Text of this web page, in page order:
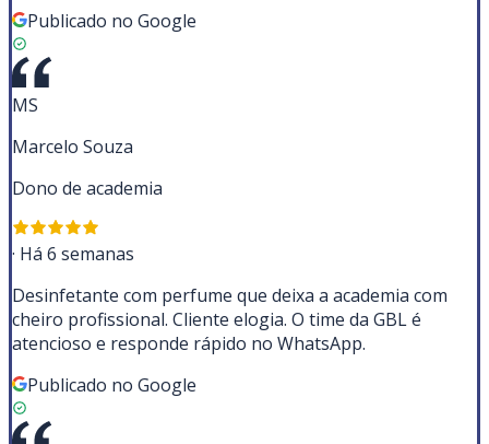
Publicado no Google
MS
Marcelo Souza
Dono de academia
· Há 6 semanas
Desinfetante com perfume que deixa a academia com
cheiro profissional. Cliente elogia. O time da GBL é
atencioso e responde rápido no WhatsApp.
Publicado no Google